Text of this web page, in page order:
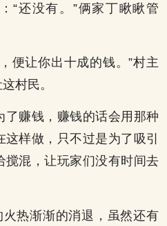
“还没有。”俩家丁瞅瞅管
便让你出十成的钱。”村主
村民。
了赚钱，赚钱的话会用那种
样做，只不过是为了吸引
搅混，让玩家们没有时间去
火热渐渐的消退，虽然还有